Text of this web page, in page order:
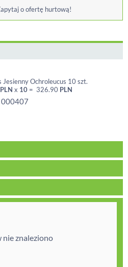
o ofertę hurtową!
Jesienny Ochroleucus 10 szt.
PLN x 10 = 326.90 PLN
000407
nie znaleziono